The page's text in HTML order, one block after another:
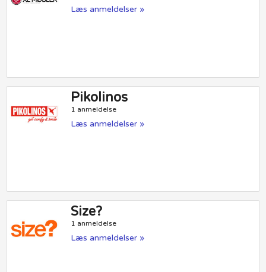
Læs anmeldelser »
Pikolinos
1 anmeldelse
Læs anmeldelser »
Size?
1 anmeldelse
Læs anmeldelser »